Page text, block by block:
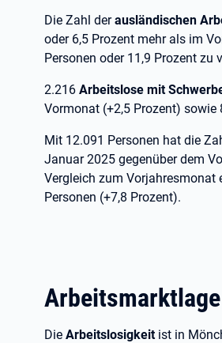
Die Zahl derausländischen
oder 6,5 Prozent mehr als im
Personen oder 11,9 Prozent zu
2.216 Arbeitslose mit
Vormonat (+2,5 Prozent) sowie
Mit 12.091 Personen hat die
Januar 2025 gegenüber dem
Vergleich zum Vorjahresmonat
Personen (+7,8 Prozent).
Die Arbeitslosigkeit ist in